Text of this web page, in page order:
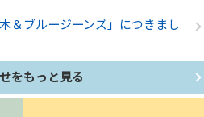
＆ブルージーンズ」につきまし
をもっと見る